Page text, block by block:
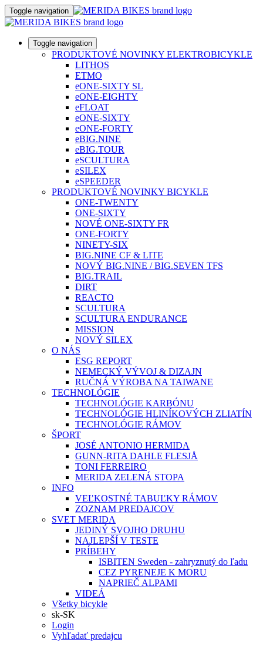
Toggle navigation
Toggle navigation
PRODUKTOVÉ NOVINKY ELEKTROBICYKLE
LITHOS
ETMO
eONE-SIXTY SL
eONE-EIGHTY
eFLOAT
eONE-SIXTY
eONE-FORTY
eBIG.NINE
eBIG.TOUR
eSCULTURA
eSILEX
eSPEEDER
PRODUKTOVÉ NOVINKY BICYKLE
ONE-TWENTY
ONE-SIXTY
NOVÉ ONE-SIXTY FR
ONE-FORTY
NINETY-SIX
BIG.NINE CF & LITE
NOVÝ BIG.NINE / BIG.SEVEN TFS
BIG.TRAIL
DIRT
REACTO
SCULTURA
SCULTURA ENDURANCE
MISSION
NOVÝ SILEX
O NÁS
ESG REPORT
NEMECKÝ VÝVOJ & DIZAJN
RUČNÁ VÝROBA NA TAIWANE
TECHNOLÓGIE
TECHNOLÓGIE KARBÓNU
TECHNOLÓGIE HLINÍKOVÝCH ZLIATÍN
TECHNOLÓGIE RÁMOV
ŠPORT
JOSÉ ANTONIO HERMIDA
GUNN-RITA DAHLE FLESJÅ
TONI FERREIRO
MERIDA ZELENÁ STOPA
INFO
VEĽKOSTNÉ TABUĽKY RÁMOV
ZOZNAM PREDAJCOV
SVET MERIDA
JEDINÝ SVOJHO DRUHU
NAJLEPŠÍ V TESTE
PRÍBEHY
ISBITEN Sweden - zahryznutý do ľadu
CEZ PYRENEJE K MORU
NAPRIEČ ALPAMI
VIDEÁ
Všetky bicykle
sk-SK
Login
Vyhľadať predajcu